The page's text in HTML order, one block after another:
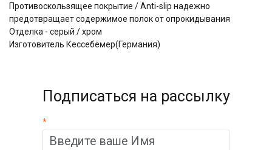
Противоскользящее покрытие / Anti-slip надежно
предотвращает содержимое полок от опрокидывания
Отделка - серый / хром
Изготовитель Кессебёмер(Германия)
Подписаться на рассылку
*